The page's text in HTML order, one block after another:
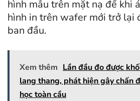
hình mẫu trên mặt nạ để khi
hình in trên wafer mới trở lại
ban đầu.
Xem thêm Lần đầu đo được
lang thang, phát hiện gây chấn
học toàn cầu